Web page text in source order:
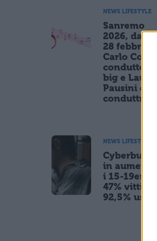
NEWS LIFESTYLE
Sanremo
2026, dal 24
28 febbraio:
Carlo Conti
conduttore,
big e Laura
Pausini co-
conduttrice
NEWS LIFESTYLE
in aumento
i 15-19enni:
47%
92,5% usa